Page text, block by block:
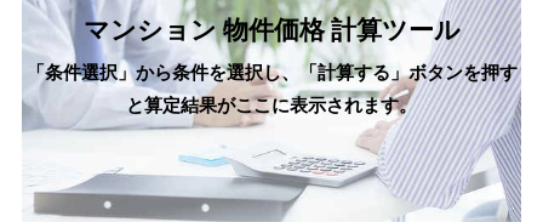
マンション 物件価格 計算ツール
「条件選択」から条件を選択し、「計算する」ボタンを押す
と算定結果がここに表示されます。